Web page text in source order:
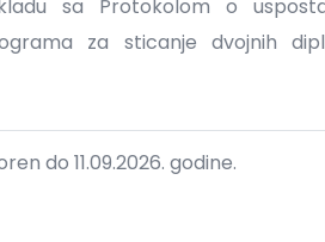
sa Protokolom o
za sticanje dvojnih
do 11.09.2026. godine.